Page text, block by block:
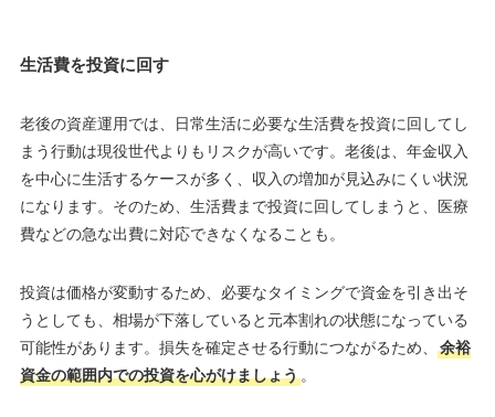
生活費を投資に回す
老後の資産運用では、日常生活に必要な生活費を投資に回してし
まう行動は現役世代よりもリスクが高いです。老後は、年金収入
を中心に生活するケースが多く、収入の増加が見込みにくい状況
になります。そのため、生活費まで投資に回してしまうと、医療
費などの急な出費に対応できなくなることも。
投資は価格が変動するため、必要なタイミングで資金を引き出そ
うとしても、相場が下落していると元本割れの状態になっている
可能性があります。損失を確定させる行動につながるため、
余裕
資金の範囲内での投資を心がけましょう。